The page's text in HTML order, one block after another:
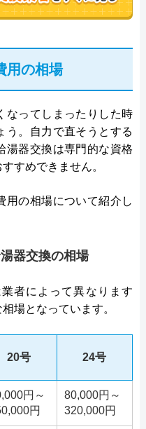
用の相場
なってしまったりした時
う。自力で直そうとする
湯器交換は専門的な資格
すめできません。
用の相場について紹介し
器交換の相場
者によって異なります
場となっています。
20号 24号
円～
円
80,000円～
320,000円